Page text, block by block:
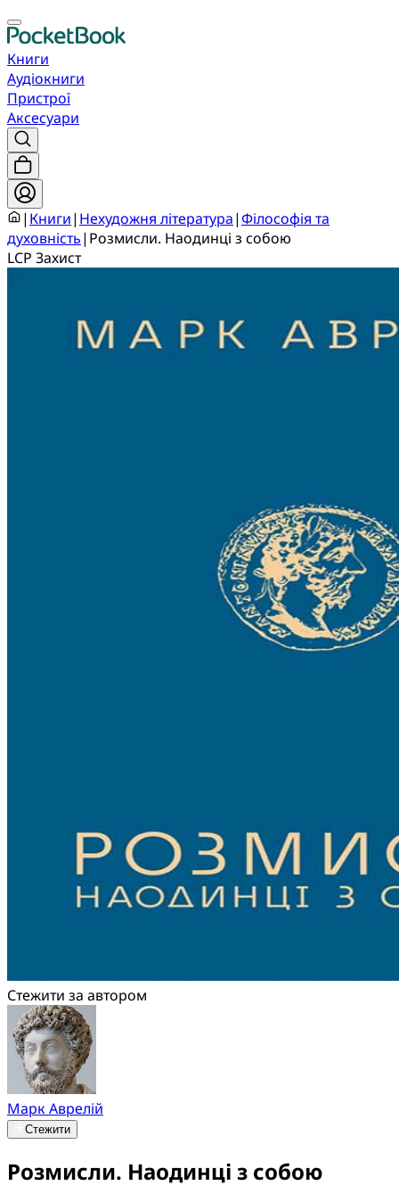
Книги
Аудіокниги
Пристрої
Аксесуари
| Книги| Нехудожня література|Філософія та
духовність| Розмисли. Наодинці з собою
LCP Захист
Стежити за автором
Марк Аврелій
Стежити
Розмисли. Наодинці з собою